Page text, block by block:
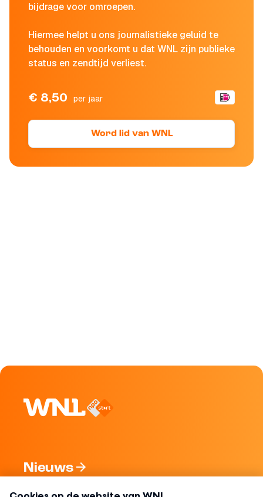
bijdrage voor omroepen.
Hiermee helpt u ons journalistieke geluid te
behouden en voorkomt u dat WNL zijn publieke
status en zendtijd verliest.
€ 8,50 per jaar
Word lid van WNL
Nieuws